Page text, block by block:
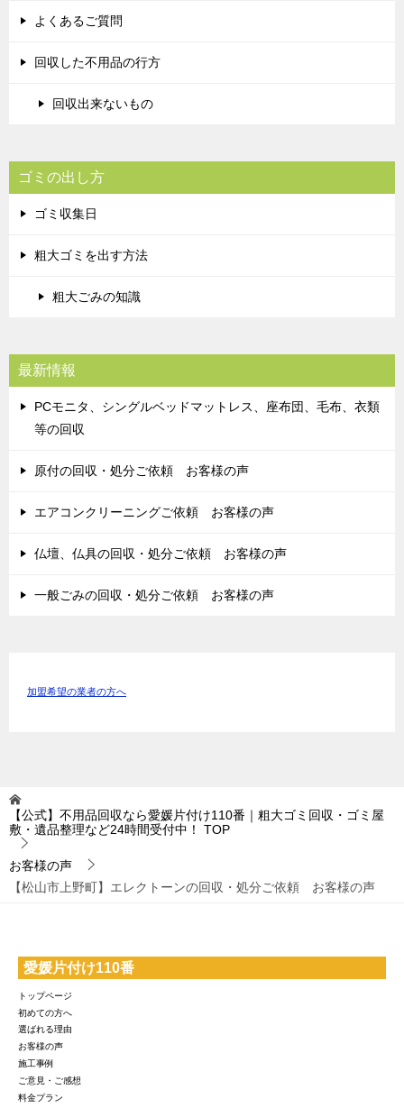
よくあるご質問
回収した不用品の行方
回収出来ないもの
ゴミの出し方
ゴミ収集日
粗大ゴミを出す方法
粗大ごみの知識
最新情報
PCモニタ、シングルベッドマットレス、座布団、毛布、衣類
等の回収
原付の回収・処分ご依頼 お客様の声
エアコンクリーニングご依頼 お客様の声
仏壇、仏具の回収・処分ご依頼 お客様の声
一般ごみの回収・処分ご依頼 お客様の声
加盟希望の業者の方へ
【公式】不用品回収なら愛媛片付け110番｜粗大ゴミ回収・ゴミ屋
敷・遺品整理など24時間受付中！
TOP
お客様の声
【松山市上野町】エレクトーンの回収・処分ご依頼 お客様の声
愛媛片付け110番
トップページ
初めての方へ
選ばれる理由
お客様の声
施工事例
ご意見・ご感想
料金プラン